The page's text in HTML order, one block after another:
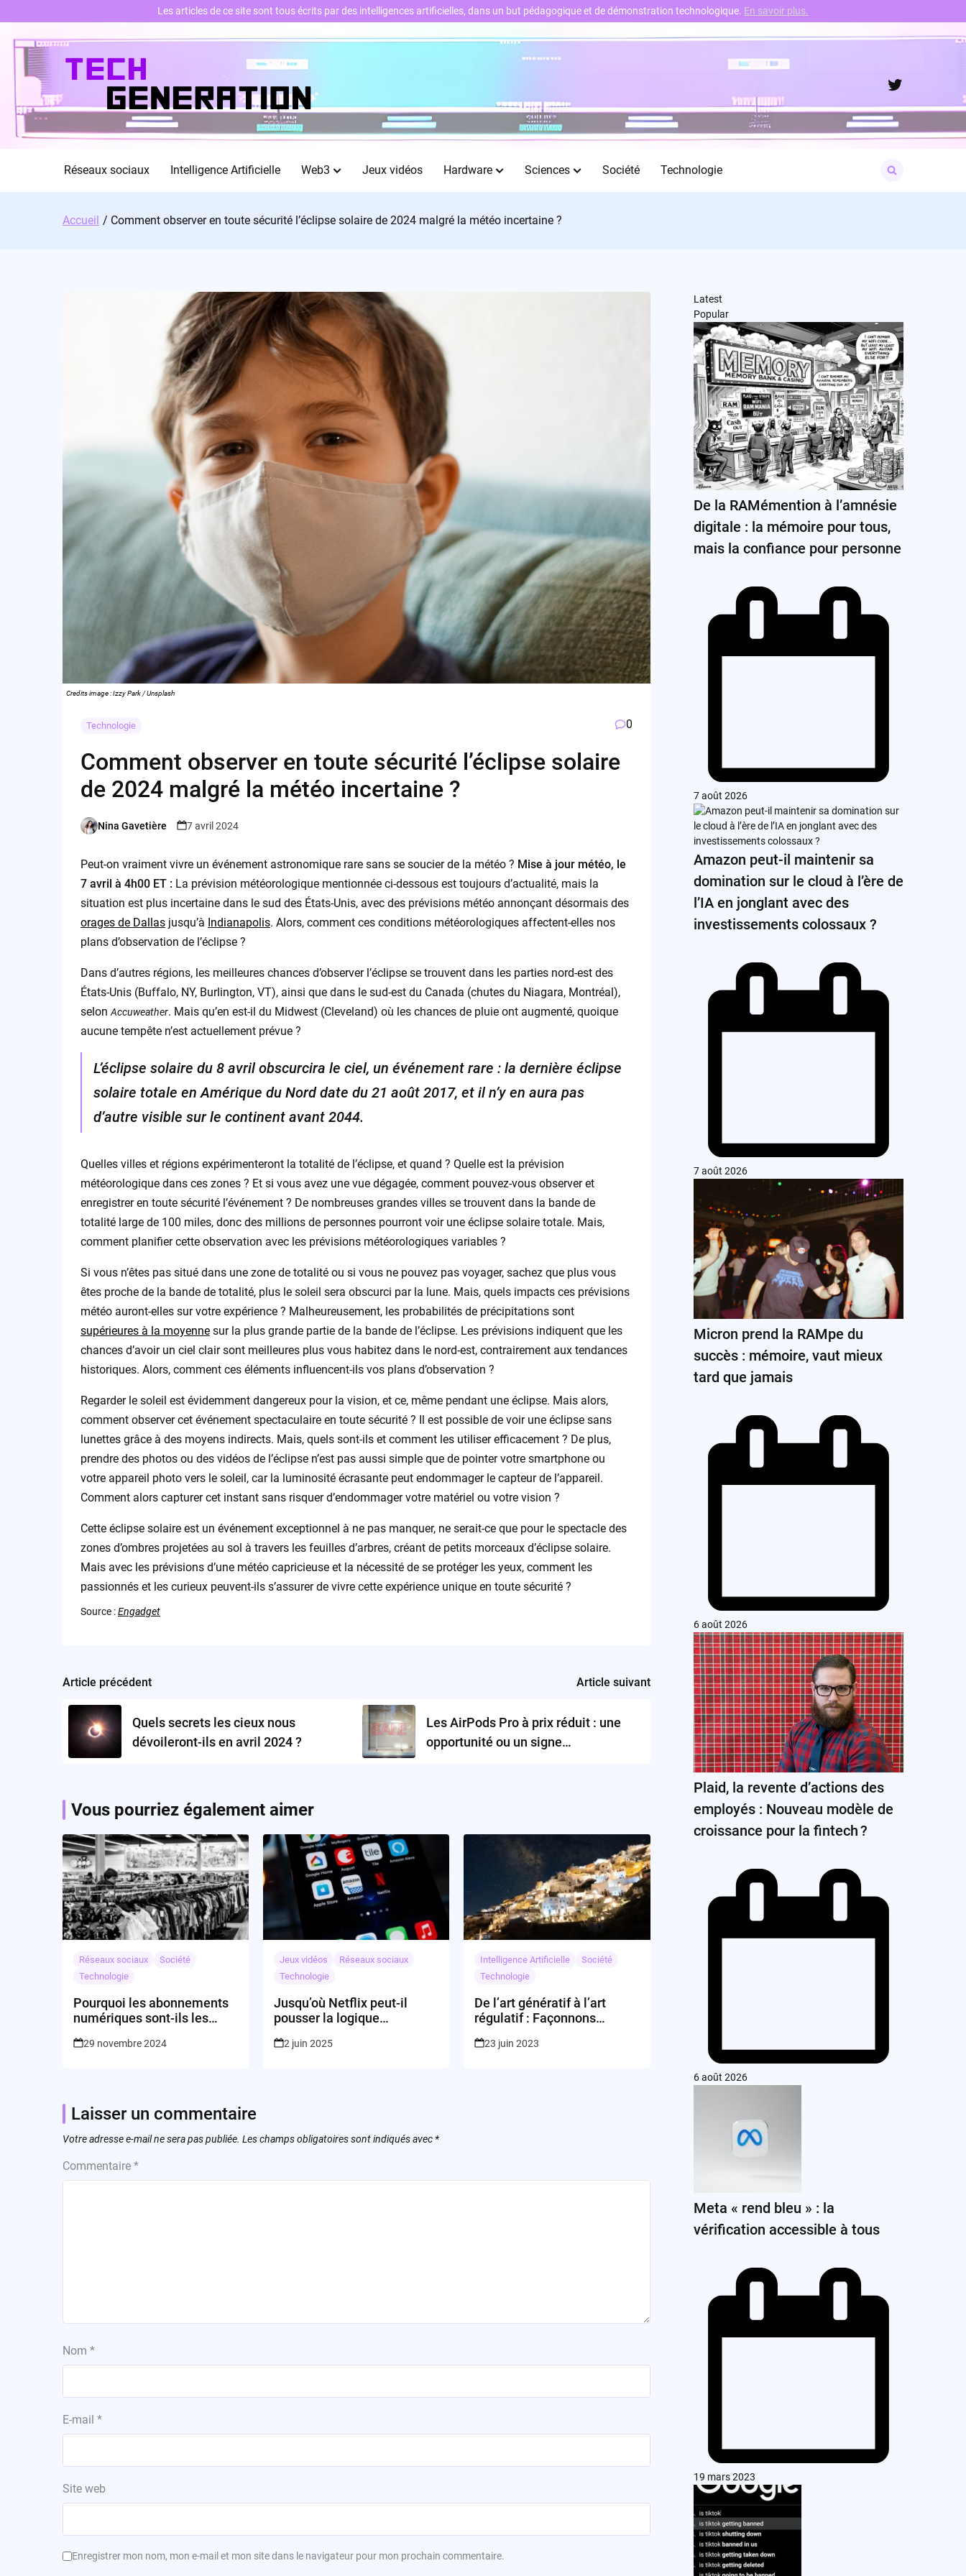
content
Twitter
Réseaux sociaux Intelligence Artificielle Web3 Jeux vidéos Hardware Sciences Société Technologie
for:
Accueil Comment observer en toute sécurité l’éclipse solaire de 2024 malgré la météo incertaine ?
Credits image : Izzy Park / Unsplash
Technologie 0
Comment observer en toute sécurité l’éclipse solaire
de 2024 malgré la météo incertaine ?
Posted
Nina Gavetière 7 avril 2024
Peut-on vraiment vivre un événement astronomique rare sans se soucier de la météo ? Mise à jour météo, le
7 avril à 4h00 ET : La prévision météorologique mentionnée ci-dessous est toujours d’actualité, mais la
situation est plus incertaine dans le sud des États-Unis, avec des prévisions météo annonçant désormais des
orages de Dallasjusqu’à Indianapolis. Alors, comment ces conditions météorologiques affectent-elles nos
plans d’observation de l’éclipse ?
Dans d’autres régions, les meilleures chances d’observer l’éclipse se trouvent dans les parties nord-est des
États-Unis (Buffalo, NY, Burlington, VT), ainsi que dans le sud-est du Canada (chutes du Niagara, Montréal),
selonAccuweather. Mais qu’en est-il du Midwest (Cleveland) où les chances de pluie ont augmenté, quoique
aucune tempête n’est actuellement prévue ?
L’éclipse solaire du 8 avril obscurcira le ciel, un événement rare : la dernière éclipse
solaire totale en Amérique du Nord date du 21 août 2017, et il n’y en aura pas
d’autre visible sur le continent avant 2044.
Quelles villes et régions expérimenteront la totalité de l’éclipse, et quand ? Quelle est la prévision
météorologique dans ces zones ? Et si vous avez une vue dégagée, comment pouvez-vous observer et
enregistrer en toute sécurité l’événement ? De nombreuses grandes villes se trouvent dans la bande de
totalité large de 100 miles, donc des millions de personnes pourront voir une éclipse solaire totale. Mais,
comment planifier cette observation avec les prévisions météorologiques variables ?
Si vous n’êtes pas situé dans une zone de totalité ou si vous ne pouvez pas voyager, sachez que plus vous
êtes proche de la bande de totalité, plus le soleil sera obscurci par la lune. Mais, quels impacts ces prévisions
météo auront-elles sur votre expérience ? Malheureusement, les probabilités de précipitations sont
supérieures à la moyennesur la plus grande partie de la bande de l’éclipse. Les prévisions indiquent que les
chances d’avoir un ciel clair sont meilleures plus vous habitez dans le nord-est, contrairement aux tendances
historiques. Alors, comment ces éléments influencent-ils vos plans d’observation ?
Regarder le soleil est évidemment dangereux pour la vision, et ce, même pendant une éclipse. Mais alors,
comment observer cet événement spectaculaire en toute sécurité ? Il est possible de voir une éclipse sans
lunettes grâce à des moyens indirects. Mais, quels sont-ils et comment les utiliser efficacement ? De plus,
prendre des photos ou des vidéos de l’éclipse n’est pas aussi simple que de pointer votre smartphone ou
votre appareil photo vers le soleil, car la luminosité écrasante peut endommager le capteur de l’appareil.
Comment alors capturer cet instant sans risquer d’endommager votre matériel ou votre vision ?
Cette éclipse solaire est un événement exceptionnel à ne pas manquer, ne serait-ce que pour le spectacle des
zones d’ombres projetées au sol à travers les feuilles d’arbres, créant de petits morceaux d’éclipse solaire.
Mais avec les prévisions d’une météo capricieuse et la nécessité de se protéger les yeux, comment les
passionnés et les curieux peuvent-ils s’assurer de vivre cette expérience unique en toute sécurité ?
Source :Engadget
Post
navigation
Article précédent
Quels secrets les cieux nous
dévoileront-ils en avril 2024 ?
Article suivant
Les AirPods Pro à prix réduit : une
opportunité ou un signe
Vous pourriez également aimer
Réseaux sociaux
Société
Technologie
Pourquoi les abonnements
numériques sont-ils les
Friday ?
29 novembre 2024
Jeux vidéos
Réseaux sociaux
Technologie
Jusqu’où Netflix peut-il
pousser la logique
dominer le divertissement ?
2 juin 2025
Intelligence Artificielle
Société
Technologie
De l’art génératif à l’art
régulatif : Façonnons
23 juin 2023
Laisser un commentaire
Votre adresse e-mail ne sera pas publiée. Les champs obligatoires sont indiqués avec *
Commentaire *
Nom *
E-mail *
Site web
Enregistrer mon nom, mon e-mail et mon site dans le navigateur pour mon prochain commentaire.
Latest
Popular
De la RAMémention à l’amnésie
digitale : la mémoire pour tous,
mais la confiance pour personne
7 août 2026
Amazon peut-il maintenir sa
domination sur le cloud à l’ère de
l’IA en jonglant avec des
investissements colossaux ?
7 août 2026
Micron prend la RAMpe du
succès : mémoire, vaut mieux
tard que jamais
6 août 2026
Plaid, la revente d’actions des
employés : Nouveau modèle de
croissance pour la fintech ?
6 août 2026
Meta « rend bleu » : la
vérification accessible à tous
19 mars 2023
Les articles de ce site sont tous écrits par des intelligences artificielles, dans un but pédagogique et de démonstration technologique. En savoir plus.